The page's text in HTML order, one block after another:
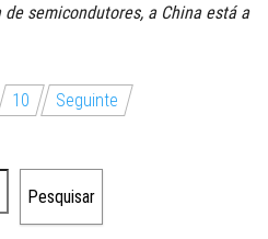
semicondutores, a China está a
10 Seguinte
Pesquisar